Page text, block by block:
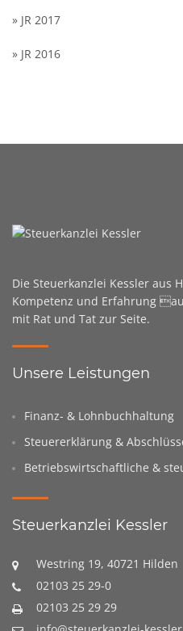
» JR 2017
» JR 2016
Die Steuerkanzlei Kessler aus
Kompetenz und Erfahrung
mit Rat und Tat zur Seite.
Unsere Leistungen
Finanz- & Lohnbuchhaltung
Steuererklärung &
Betriebswirtschaftliche &
Steuerkanzlei Kessler
Westring 19, 40721 Hilden
02103 25 29-0
02103 25 29 29